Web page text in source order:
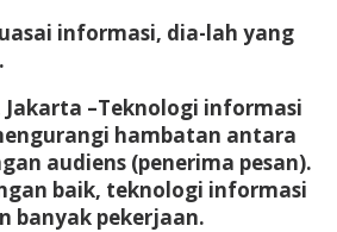
informasi, dia-lah yang
–Teknologi informasi
hambatan antara
audiens (penerima pesan).
baik, teknologi informasi
banyak pekerjaan.